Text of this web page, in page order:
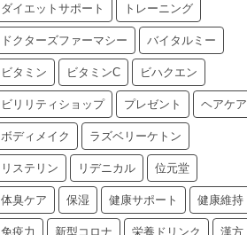
ダイエットサポート トレーニング
ドクターズファーマシー バイタルミー
ビタミン ビタミンC ビハクエン
ビリリティショップ プレゼント ヘアケア
ボディメイク ラズベリーケトン
リステリン リデニカル 位元堂
体臭ケア 保湿 健康サポート 健康維持
免疫力 新型コロナ 栄養ドリンク 漢方